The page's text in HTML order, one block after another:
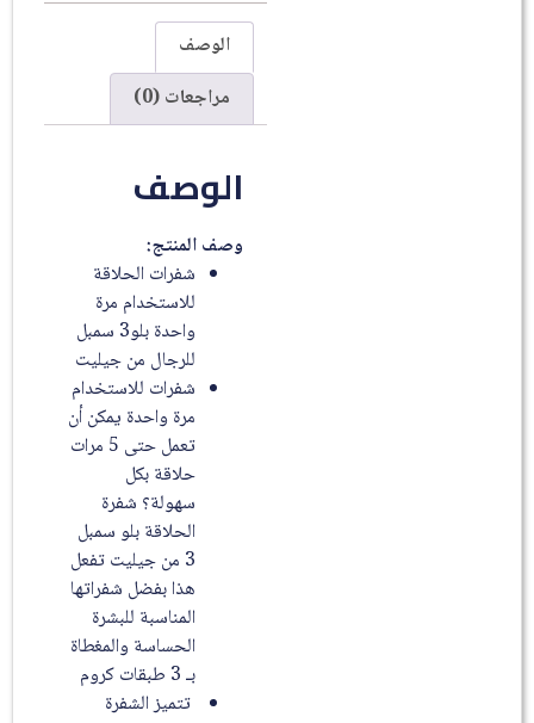
الوصف
مراجعات (0)
الوصف
وصف المنتج:
شفرات الحلاقة
للاستخدام مرة
واحدة بلو3 سمبل
للرجال من جيليت
شفرات للاستخدام
مرة واحدة يمكن أن
تعمل حتى 5 مرات
حلاقة بكل
سهولة؟ شفرة
الحلاقة بلو سمبل
3 من جيليت تفعل
هذا بفضل شفراتها
المناسبة للبشرة
الحساسة والمغطاة
بـ 3 طبقات كروم
تتميز الشفرة